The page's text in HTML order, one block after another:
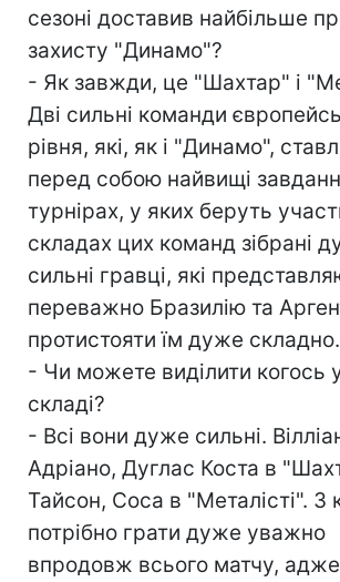
сезоні доставив найбільше
захисту "Динамо"?
- Як завжди, це "Шахтар" і
Дві сильні команди
рівня, які, як і "Динамо",
перед собою найвищі
турнірах, у яких беруть
складах цих команд зібрані
сильні гравці, які
переважно Бразилію та
протистояти їм дуже складно.
- Чи можете виділити когось
складі?
- Всі вони дуже сильні.
Адріано, Дуглас Коста в
Тайсон, Соса в "Металісті". З
потрібно грати дуже уважно
впродовж всього матчу,